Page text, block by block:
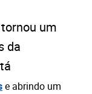
um
da
e abrindo um